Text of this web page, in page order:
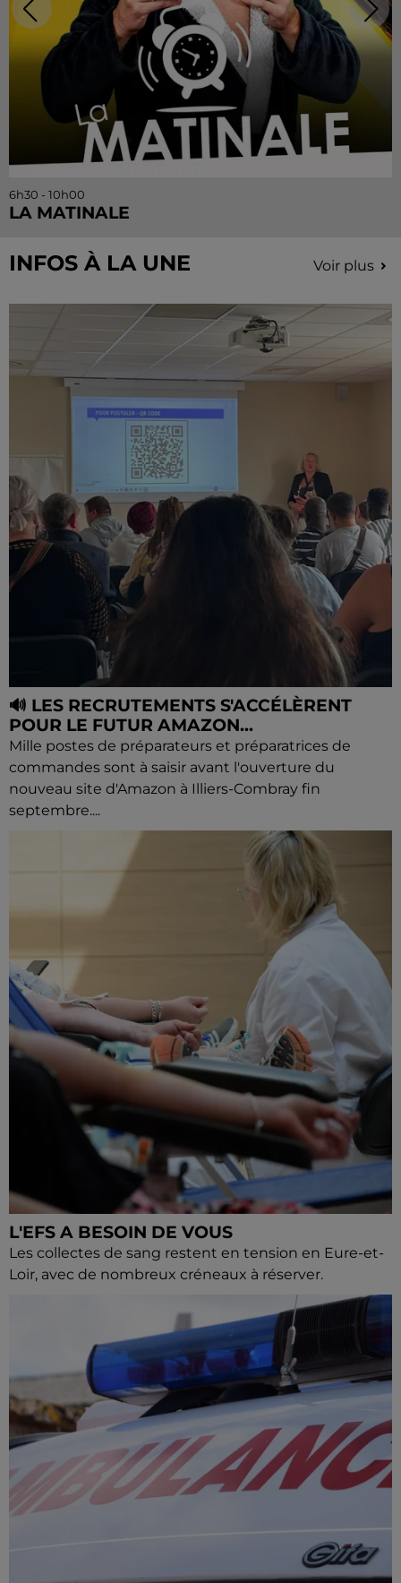
6h30 - 10h00
LA MATINALE
INFOS À LA UNE Voir plus
🔊 LES RECRUTEMENTS S'ACCÉLÈRENT
POUR LE FUTUR AMAZON...
Mille postes de préparateurs et préparatrices de
commandes sont à saisir avant l'ouverture du
nouveau site d'Amazon à Illiers-Combray fin
septembre....
L'EFS A BESOIN DE VOUS
Les collectes de sang restent en tension en Eure-et-
Loir, avec de nombreux créneaux à réserver.